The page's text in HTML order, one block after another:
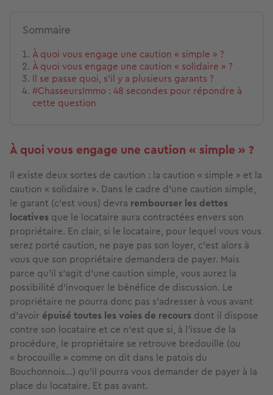
Sommaire
À quoi vous engage une caution « simple » ?
À quoi vous engage une caution « solidaire » ?
Il se passe quoi, s’il y a plusieurs garants ?
#ChasseursImmo : 48 secondes pour répondre à
cette question
À quoi vous engage une caution « simple » ?
Il existe deux sortes de caution : la caution « simple » et la
caution « solidaire ». Dans le cadre d’une caution simple,
le garant (c’est vous) devra rembourser les dettes
locatives que le locataire aura contractées envers son
propriétaire. En clair, si le locataire, pour lequel vous vous
serez porté caution, ne paye pas son loyer, c’est alors à
vous que son propriétaire demandera de payer. Mais
parce qu’il s’agit d’une caution simple, vous aurez la
possibilité d’invoquer le bénéfice de discussion. Le
propriétaire ne pourra donc pas s’adresser à vous avant
d’avoir épuisé toutes les voies de recours dont il dispose
contre son locataire et ce n’est que si, à l’issue de la
procédure, le propriétaire se retrouve bredouille (ou
« brocouille » comme on dit dans le patois du
Bouchonnois…) qu’il pourra vous demander de payer à la
place du locataire. Et pas avant.